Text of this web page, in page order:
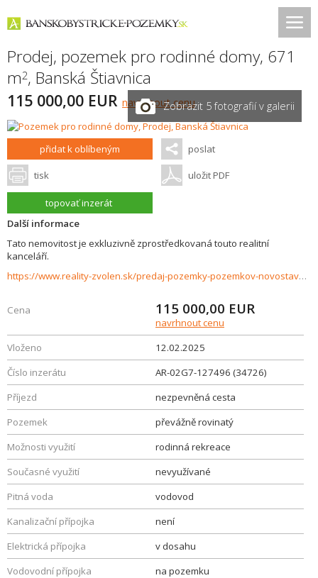
Prodej, pozemek pro rodinné domy, 671
m2, Banská Štiavnica
115 000,00 EUR navrhnout cenuZobrazit 5 fotografií v galerii
přidat k oblíbeným poslat
tisk uložit PDF
topovať inzerát
Další informace
Tato nemovitost je exkluzivně zprostředkovaná touto realitní
kanceláří.
https://www.reality-zvolen.sk/predaj-pozemky-pozemkov-novostavby/Stavebna-parcela-pri-ranci---Illija-34726/?utm_source=areality&utm_medium=xml&utm_term=34726&utm_content=chalupa&utm_campaign=portaly
Cena 115 000,00 EUR
navrhnout cenu
Vloženo
12.02.2025
Číslo inzerátu
AR-02G7-127496 (34726)
Příjezd
nezpevněná cesta
Pozemek
převážně rovinatý
Možnosti využití
rodinná rekreace
Současné využití
nevyužívané
Pitná voda
vodovod
Kanalizační přípojka
není
Elektrická přípojka
v dosahu
Vodovodní přípojka
na pozemku